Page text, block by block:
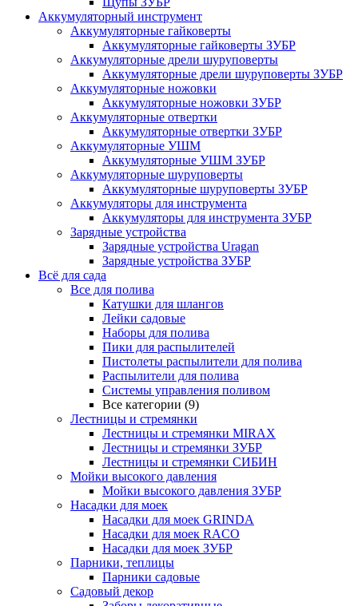
Аккумуляторный инструмент
Аккумуляторные гайковерты
Аккумуляторные гайковерты ЗУБР
Аккумуляторные дрели шуруповерты
Аккумуляторные дрели шуруповерты ЗУБР
Аккумуляторные ножовки
Аккумуляторные ножовки ЗУБР
Аккумуляторные отвертки
Аккумуляторные отвертки ЗУБР
Аккумуляторные УШМ
Аккумуляторные УШМ ЗУБР
Аккумуляторные шуруповерты
Аккумуляторные шуруповерты ЗУБР
Аккумуляторы для инструмента
Аккумуляторы для инструмента ЗУБР
Зарядные устройства
Зарядные устройства Uragan
Зарядные устройства ЗУБР
Всё для сада
Все для полива
Катушки для шлангов
Лейки садовые
Наборы для полива
Пики для распылителей
Пистолеты распылители для полива
Распылители для полива
Системы управления поливом
Все категории (9)
Лестницы и стремянки
Лестницы и стремянки MIRAX
Лестницы и стремянки ЗУБР
Лестницы и стремянки СИБИН
Мойки высокого давления
Мойки высокого давления ЗУБР
Насадки для моек
Насадки для моек GRINDA
Насадки для моек RACO
Насадки для моек ЗУБР
Парники, теплицы
Парники садовые
Садовый декор